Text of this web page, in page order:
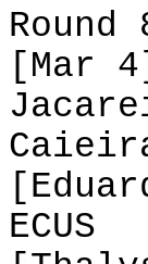
Round
[Mar